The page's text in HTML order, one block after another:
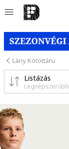
Lány Kötöttáru
Listázás
Legnépszerűbb